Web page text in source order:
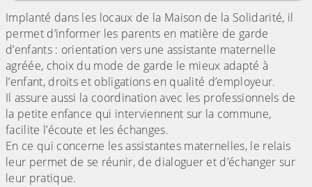
Implanté dans les locaux de la Maison de la Solidarité, il
permet d’informer les parents en matière de garde
d’enfants : orientation vers une assistante maternelle
agréée, choix du mode de garde le mieux adapté à
l’enfant, droits et obligations en qualité d’employeur.
Il assure aussi la coordination avec les professionnels de
la petite enfance qui interviennent sur la commune,
facilite l’écoute et les échanges.
En ce qui concerne les assistantes maternelles, le relais
leur permet de se réunir, de dialoguer et d’échanger sur
leur pratique.